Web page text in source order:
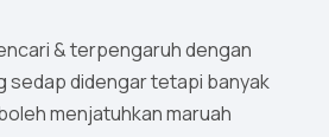
& terpengaruh dengan
sedap didengar tetapi banyak
menjatuhkan maruah